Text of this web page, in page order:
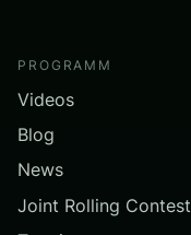
PROGRAMM
Videos
Blog
News
Joint Rolling Contest